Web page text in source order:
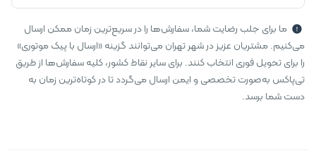
ما برای جلب رضایت شما، سفارش‌ها را در سریع‌ترین زمان ممکن ارسال
می‌کنیم. مشتریان عزیز در شهر تهران می‌توانند گزینه «ارسال با پیک موتوری»
را برای تحویل فوری انتخاب کنند. برای سایر نقاط کشور، کلیه سفارش‌ها از طریق
تی‌پاکس به‌صورت تخصصی و ایمن ارسال می‌گردد تا در کوتاه‌ترین زمان به
دست شما برسد.